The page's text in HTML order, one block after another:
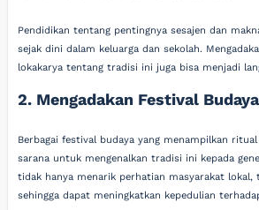
Pendidikan tentang pentingnya sesajen dan
sejak dini dalam keluarga dan sekolah.
lokakarya tentang tradisi ini juga bisa menjadi
2. Mengadakan Festival Budaya
Berbagai festival budaya yang menampilkan
sarana untuk mengenalkan tradisi ini kepada
tidak hanya menarik perhatian masyarakat lokal,
sehingga dapat meningkatkan kepedulian